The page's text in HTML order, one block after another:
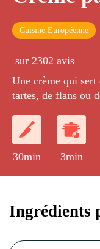
Cuisine Européenne
sur 2302 avis
Une crème qui sert
tartes, de flans ou
30min 3min
Ingrédients